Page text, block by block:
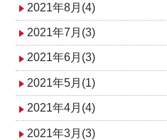
2021年8月(4)
2021年7月(3)
2021年6月(3)
2021年5月(1)
2021年4月(4)
2021年3月(3)